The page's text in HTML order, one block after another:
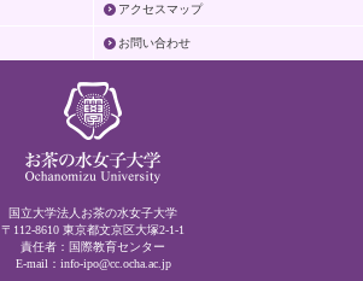
アクセスマップ
お問い合わせ
国立大学法人お茶の水女子大学
〒112-8610 東京都文京区大塚2-1-1
責任者：国際教育センター
E-mail： info-ipo@cc.ocha.ac.jp